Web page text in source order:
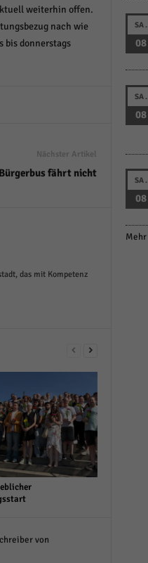
weiterhin offen.
nach wie
bis donnerstags
Nächster Artikel
Bürgerbus fährt nicht
das mit Kompetenz
von
SA.
08
SA.
08
SA.
08